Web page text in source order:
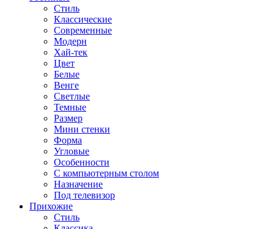
Стиль
Классические
Современные
Модерн
Хай-тек
Цвет
Белые
Венге
Светлые
Темные
Размер
Мини стенки
Форма
Угловые
Особенности
С компьютерным столом
Назначение
Под телевизор
Прихожие
Стиль